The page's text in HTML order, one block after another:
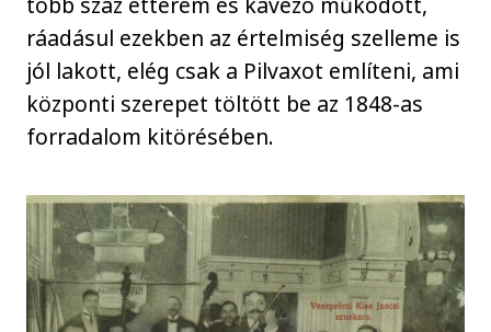
ráadásul ezekben az értelmiség szelleme is
jól lakott, elég csak a Pilvaxot említeni, ami
központi szerepet töltött be az 1848-as
forradalom kitörésében.